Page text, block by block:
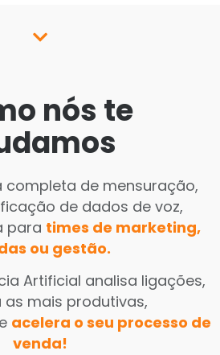
nós te
de mensuração,
de dados de voz,
para times de marketing,
ou gestão.
Artificial analisa ligações,
as mais produtivas,
acelera o seu processo de
venda!